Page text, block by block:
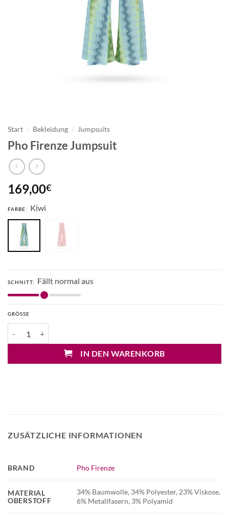
Start / Bekleidung / Jumpsuits
Pho Firenze Jumpsuit
169,00€
FARBE: Kiwi
SCHNITT: Fällt normal aus
GRÖSSE
IN DEN WARENKORB
ZUSÄTZLICHE INFORMATIONEN
BRAND Pho Firenze
MATERIAL
OBERSTOFF
34% Baumwolle, 34% Polyester, 23% Viskose,
6% Metallfasern, 3% Polyamid